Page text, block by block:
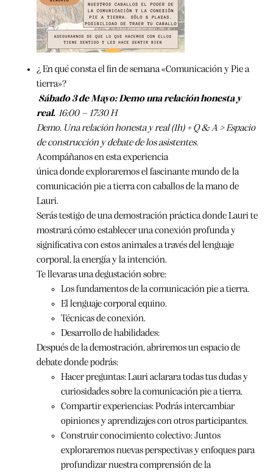
¿ En qué consta el fin de semana «Comunicación y Pie a
tierra»?
Sábado 3 de Mayo: Demo una relación honesta y
real. 16:00 – 17:30 H
Demo. Una relación honesta y real (1h) + Q & A > Espacio
de construcción y debate de los asistentes.
Acompáñanos en esta experiencia
única donde exploraremos el fascinante mundo de la
comunicación pie a tierra con caballos de la mano de
Lauri.
Serás testigo de una demostración práctica donde Lauri te
mostrará cómo establecer una conexión profunda y
significativa con estos animales a través del lenguaje
corporal, la energía y la intención.
Te llevaras una degustación sobre:
Los fundamentos de la comunicación pie a tierra.
El lenguaje corporal equino.
Técnicas de conexión.
Desarrollo de habilidades:
Después de la demostración, abriremos un espacio de
debate donde podrás:
Hacer preguntas: Lauri aclarara todas tus dudas y
curiosidades sobre la comunicación pie a tierra.
Compartir experiencias: Podrás intercambiar
opiniones y aprendizajes con otros participantes.
Construir conocimiento colectivo: Juntos
exploraremos nuevas perspectivas y enfoques para
profundizar nuestra comprensión de la